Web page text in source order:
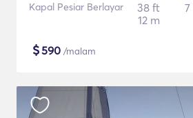
Kapal Pesiar Berlayar
38 ft
12 m
7
$590 /malam